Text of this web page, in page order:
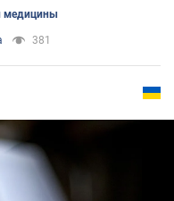
медицины
381